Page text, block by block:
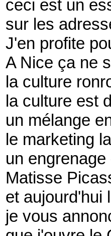
ceci est un
sur les
J'en profite
A Nice ça ne
la culture
la culture est
un mélange
le marketing
un engrenage
Matisse
et aujourd'hui
je vous